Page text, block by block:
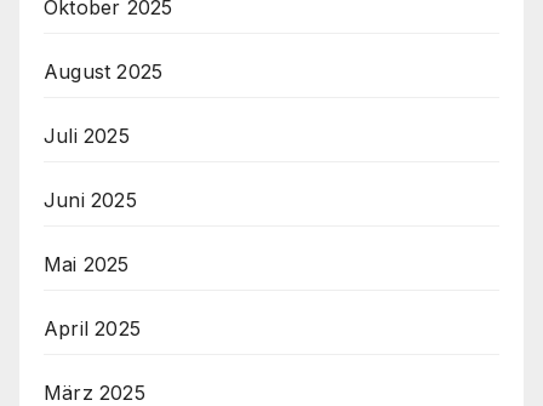
Oktober 2025
August 2025
Juli 2025
Juni 2025
Mai 2025
April 2025
März 2025